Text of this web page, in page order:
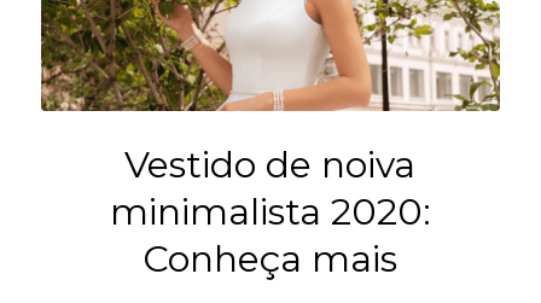
Vestido de noiva
minimalista 2020:
Conheça mais